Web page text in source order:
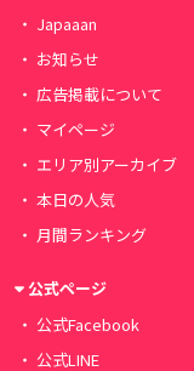
Japaaan
お知らせ
広告掲載について
マイページ
エリア別アーカイブ
本日の人気
月間ランキング
公式ページ
公式Facebook
公式LINE